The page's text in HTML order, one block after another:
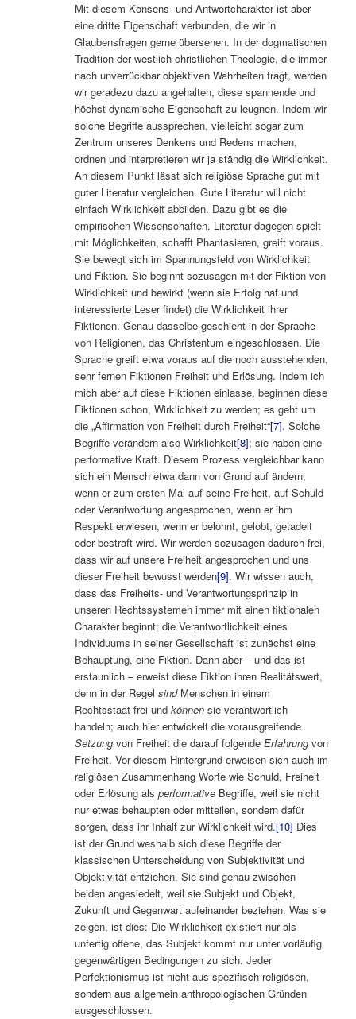
Mit diesem Konsens- und Antwortcharakter ist aber
eine dritte Eigenschaft verbunden, die wir in
Glaubensfragen gerne übersehen. In der dogmatischen
Tradition der westlich christlichen Theologie, die immer
nach unverrückbar objektiven Wahrheiten fragt, werden
wir geradezu dazu angehalten, diese spannende und
höchst dynamische Eigenschaft zu leugnen. Indem wir
solche Begriffe aussprechen, vielleicht sogar zum
Zentrum unseres Denkens und Redens machen,
ordnen und interpretieren wir ja ständig die Wirklichkeit.
An diesem Punkt lässt sich religiöse Sprache gut mit
guter Literatur vergleichen. Gute Literatur will nicht
einfach Wirklichkeit abbilden. Dazu gibt es die
empirischen Wissenschaften. Literatur dagegen spielt
mit Möglichkeiten, schafft Phantasieren, greift voraus.
Sie bewegt sich im Spannungsfeld von Wirklichkeit
und Fiktion. Sie beginnt sozusagen mit der Fiktion von
Wirklichkeit und bewirkt (wenn sie Erfolg hat und
interessierte Leser findet) die Wirklichkeit ihrer
Fiktionen. Genau dasselbe geschieht in der Sprache
von Religionen, das Christentum eingeschlossen. Die
Sprache greift etwa voraus auf die noch ausstehenden,
sehr fernen Fiktionen Freiheit und Erlösung. Indem ich
mich aber auf diese Fiktionen einlasse, beginnen diese
Fiktionen schon, Wirklichkeit zu werden; es geht um
die „Affirmation von Freiheit durch Freiheit“[7]. Solche
Begriffe verändern also Wirklichkeit[8]; sie haben eine
performative Kraft. Diesem Prozess vergleichbar kann
sich ein Mensch etwa dann von Grund auf ändern,
wenn er zum ersten Mal auf seine Freiheit, auf Schuld
oder Verantwortung angesprochen, wenn er ihm
Respekt erwiesen, wenn er belohnt, gelobt, getadelt
oder bestraft wird. Wir werden sozusagen dadurch frei,
dass wir auf unsere Freiheit angesprochen und uns
dieser Freiheit bewusst werden[9]. Wir wissen auch,
dass das Freiheits- und Verantwortungsprinzip in
unseren Rechtssystemen immer mit einen fiktionalen
Charakter beginnt; die Verantwortlichkeit eines
Individuums in seiner Gesellschaft ist zunächst eine
Behauptung, eine Fiktion. Dann aber – und das ist
erstaunlich – erweist diese Fiktion ihren Realitätswert,
denn in der RegelsindMenschen in einem
Rechtsstaat frei undkönnen sie verantwortlich
handeln; auch hier entwickelt die vorausgreifende
Setzung von Freiheit die darauf folgendeErfahrung von
Freiheit. Vor diesem Hintergrund erweisen sich auch im
religiösen Zusammenhang Worte wie Schuld, Freiheit
oder Erlösung alsperformative Begriffe, weil sie nicht
nur etwas behaupten oder mitteilen, sondern dafür
sorgen, dass ihr Inhalt zur Wirklichkeit wird.[10] Dies
ist der Grund weshalb sich diese Begriffe der
klassischen Unterscheidung von Subjektivität und
Objektivität entziehen. Sie sind genau zwischen
beiden angesiedelt, weil sie Subjekt und Objekt,
Zukunft und Gegenwart aufeinander beziehen. Was sie
zeigen, ist dies: Die Wirklichkeit existiert nur als
unfertig offene, das Subjekt kommt nur unter vorläufig
gegenwärtigen Bedingungen zu sich. Jeder
Perfektionismus ist nicht aus spezifisch religiösen,
sondern aus allgemein anthropologischen Gründen
ausgeschlossen.